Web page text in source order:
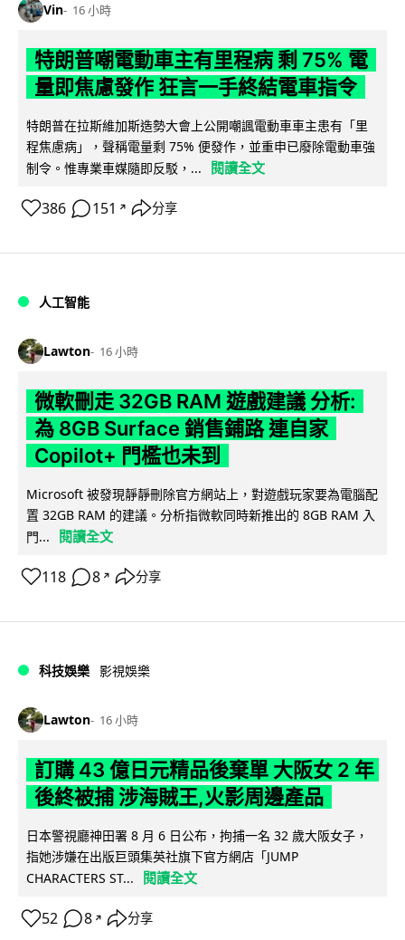
Vin 16 小時
特朗普嘲電動車主有里程病 剩 75% 電
量即焦慮發作 狂言一手終結電車指令
特朗普在拉斯維加斯造勢大會上公開嘲諷電動車車主患有「里
程焦慮病」，聲稱電量剩 75% 便發作，並重申已廢除電動車強
制令。惟專業車媒隨即反駁，...
閱讀全文
386 151 ↗ 分享
人工智能
Lawton 16 小時
微軟刪走 32GB RAM 遊戲建議 分析:
為 8GB Surface 銷售鋪路 連自家
Copilot+ 門檻也未到
Microsoft 被發現靜靜刪除官方網站上，對遊戲玩家要為電腦配
置 32GB RAM 的建議。分析指微軟同時新推出的 8GB RAM 入
門...
閱讀全文
118 8 ↗ 分享
科技娛樂 影視娛樂
Lawton 16 小時
訂購 43 億日元精品後棄單 大阪女 2 年
後終被捕 涉海賊王,火影周邊產品
日本警視廳神田署 8 月 6 日公布，拘捕一名 32 歲大阪女子，
指她涉嫌在出版巨頭集英社旗下官方網店「JUMP
CHARACTERS ST...
閱讀全文
52 8 ↗ 分享